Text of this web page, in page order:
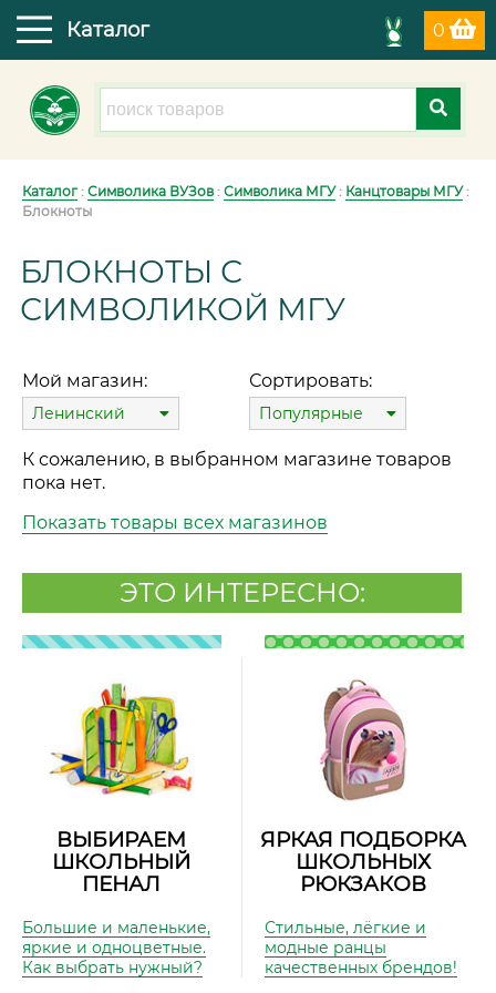
0
Каталог
Каталог: Символика ВУЗов : Символика МГУ: Канцтовары МГУ:
Блокноты
БЛОКНОТЫ С
СИМВОЛИКОЙ МГУ
Мой магазин:
Ленинский
Сортировать:
Популярные
К сожалению, в выбранном магазине товаров
пока нет.
Показать товары всех магазинов
ЭТО ИНТЕРЕСНО:
ВЫБИРАЕМ
ШКОЛЬНЫЙ
ПЕНАЛ
Большие и маленькие,
яркие и одноцветные.
Как выбрать нужный?
ЯРКАЯ ПОДБОРКА
ШКОЛЬНЫХ
РЮКЗАКОВ
Стильные, лёгкие и
модные ранцы
качественных брендов!